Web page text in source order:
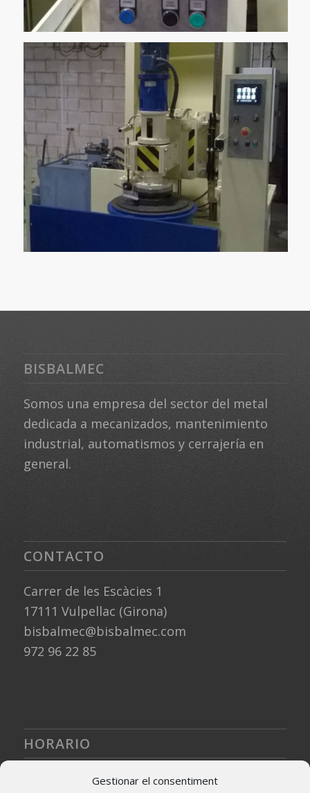
Gestionar el consentiment
BISBALMEC
Somos una empresa del sector del metal
dedicada a mecanizados, mantenimiento
industrial, automatismos y cerrajería en
general.
CONTACTO
Carrer de les Escàcies 1
17111 Vulpellac (Girona)
bisbalmec@bisbalmec.com
972 96 22 85
HORARIO
De lunes a viernes